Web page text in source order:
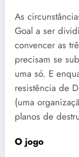
As
Goal a ser
convencer as
precisam se
uma só. E
resistência de
(uma
planos de
O jogo